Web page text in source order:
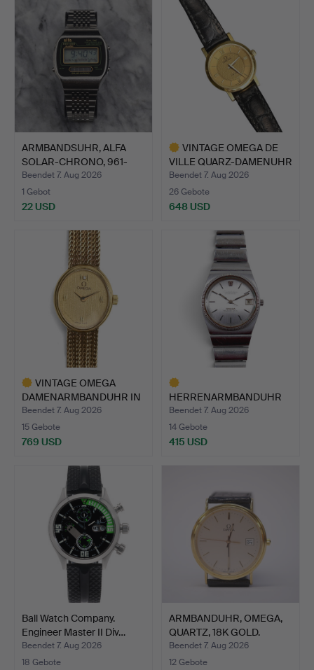
ARMBANDSUHR, ALFA
SOLAR-CHRONO, 961-
2030, …
Beendet 7. Aug 2026
1 Gebot
22 USD
VINTAGE OMEGA DE
VILLE QUARZ-DAMENUHR
IN 1…
Beendet 7. Aug 2026
26 Gebote
648 USD
VINTAGE OMEGA
DAMENARMBANDUHR IN
9 KARAT G…
Beendet 7. Aug 2026
15 Gebote
769 USD
HERRENARMBANDUHR
OMEGA CONSTELLATION
MEGAS…
Beendet 7. Aug 2026
14 Gebote
415 USD
Ball Watch Company.
Engineer Master II Div…
Beendet 7. Aug 2026
18 Gebote
ARMBANDUHR, OMEGA,
QUARTZ, 18K GOLD.
Beendet 7. Aug 2026
12 Gebote